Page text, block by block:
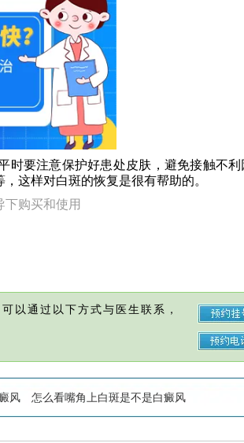
要注意保护好患处皮肤，避免接触不利
这样对白斑的恢复是很有帮助的。
购买和使用
以通过以下方式与医生联系，
风 怎么看嘴角上白斑是不是白癜风